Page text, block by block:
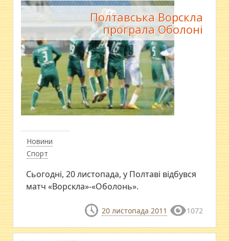
Новини
Спорт
Полтавська Ворскла
програла Оболоні
Сьогодні, 20 листопада, у Полтаві відбувся
матч «Ворскла»-«Оболонь».
20 листопада 2011 1072